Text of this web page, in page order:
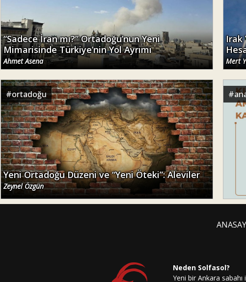
“Sadece İran mı?” Ortadoğu’nun Yeni
Mimarisinde Türkiye’nin Yol Ayrımı
Ahmet Asena
Irak
Mert
#ortadoğu
Yeni Ortadoğu Düzeni ve “Yeni Öteki”: Aleviler
Zeynel Özgün
#
Neden Solfasol?
Yeni bir Ankara